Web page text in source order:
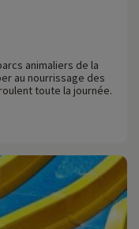
animaliers de la
au nourrissage des
toute la journée.